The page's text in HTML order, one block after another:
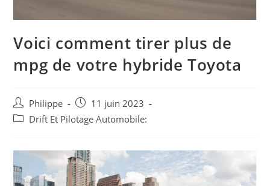
Voici comment tirer plus de
mpg de votre hybride Toyota
Auteur/autrice
de
Philippe
Post
published:
11 juin 2023
PostDrift Et Pilotage Automobile: